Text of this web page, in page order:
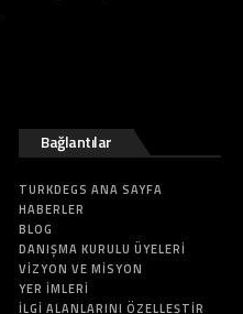
Bağlantılar
TURKDEGS ANA SAYFA
HABERLER
BLOG
DANIŞMA KURULU ÜYELERI
VIZYON VE MISYON
YER İMLERI
İLGI ALANLARINI ÖZELLEŞTIR